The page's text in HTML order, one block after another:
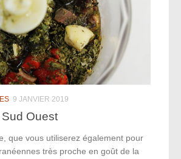
9 JANVIER 2019
Ouest
que vous utiliserez également pour
très proche en goût de la